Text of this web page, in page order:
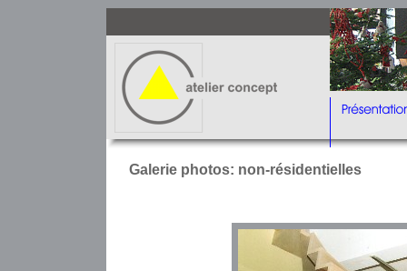
Galerie photos: non-résidentielles